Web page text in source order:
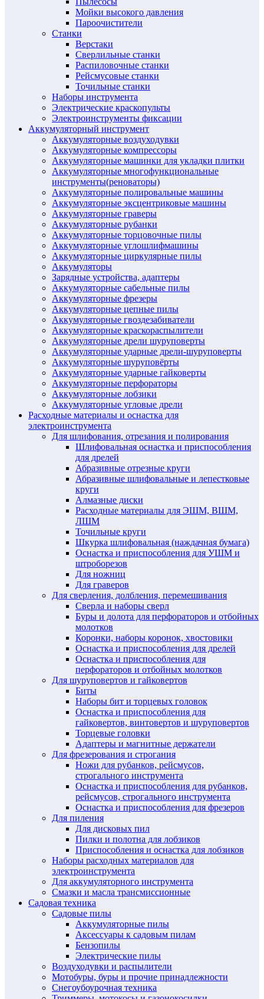
Мойки высокого давления
Пароочистители
Станки
Верстаки
Сверлильные станки
Распиловочные станки
Рейсмусовые станки
Точильные станки
Наборы инструмента
Электрические краскопульты
Электроинструменты фиксации
Аккумуляторный инструмент
Аккумуляторные воздуходувки
Аккумуляторные компрессоры
Аккумуляторные машинки для укладки плитки
Аккумуляторные многофункциональные
инструменты(реноваторы)
Аккумуляторные полировальные машины
Аккумуляторные эксцентриковые машины
Аккумуляторные граверы
Аккумуляторные рубанки
Аккумуляторные торцовочные пилы
Аккумуляторные углошлифмашины
Аккумуляторные циркулярные пилы
Аккумуляторы
Зарядные устройства, адаптеры
Аккумуляторные сабельные пилы
Аккумуляторные фрезеры
Аккумуляторные цепные пилы
Аккумуляторные гвоздезабиватели
Аккумуляторные краскораспылители
Аккумуляторные дрели шуруповерты
Аккумуляторные ударные дрели-шуруповерты
Аккумуляторные шуруповёрты
Аккумуляторные ударные гайковерты
Аккумуляторные перфораторы
Аккумуляторные лобзики
Аккумуляторные угловые дрели
Расходные материалы и оснастка для
электроинструмента
Для шлифования, отрезания и полирования
Шлифовальная оснастка и приспособления
для дрелей
Абразивные отрезные круги
Абразивные шлифовальные и лепестковые
круги
Алмазные диски
Расходные материалы для ЭШМ, ВШМ,
ЛШМ
Точильные круги
Шкурка шлифовальная (наждачная бумага)
Оснастка и приспособления для УШМ и
штроборезов
Для ножниц
Для граверов
Для сверления, долбления, перемешивания
Сверла и наборы сверл
Буры и долота для перфораторов и отбойных
молотков
Коронки, наборы коронок, хвостовики
Оснастка и приспособления для дрелей
Оснастка и приспособления для
перфораторов и отбойных молотков
Для шуруповертов и гайковертов
Биты
Наборы бит и торцевых головок
Оснастка и приспособления для
гайковертов, винтовертов и шуруповертов
Торцевые головки
Адаптеры и магнитные держатели
Для фрезерования и строгания
Ножи для рубанков, рейсмусов,
строгального инструмента
Оснастка и приспособления для рубанков,
рейсмусов, строгального инструмента
Оснастка и приспособления для фрезеров
Для пиления
Для дисковых пил
Пилки и полотна для лобзиков
Приспособления и оснастка для лобзиков
Наборы расходных материалов для
электроинструмента
Для аккумуляторного инструмента
Смазки и масла трансмиссионные
Садовая техника
Садовые пилы
Аккумуляторные пилы
Аксессуары к садовым пилам
Бензопилы
Электрические пилы
Воздуходувки и распылители
Мотобуры, буры и прочие принадлежности
Снегоубоурочная техника